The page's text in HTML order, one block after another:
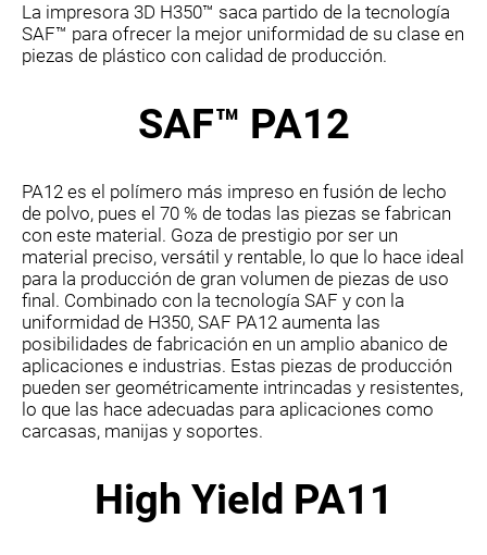
La impresora 3D H350™ saca partido de la tecnología
SAF™ para ofrecer la mejor uniformidad de su clase en
piezas de plástico con calidad de producción.
SAF™ PA12
PA12 es el polímero más impreso en fusión de lecho
de polvo, pues el 70 % de todas las piezas se fabrican
con este material. Goza de prestigio por ser un
material preciso, versátil y rentable, lo que lo hace ideal
para la producción de gran volumen de piezas de uso
final. Combinado con la tecnología SAF y con la
uniformidad de H350, SAF PA12 aumenta las
posibilidades de fabricación en un amplio abanico de
aplicaciones e industrias. Estas piezas de producción
pueden ser geométricamente intrincadas y resistentes,
lo que las hace adecuadas para aplicaciones como
carcasas, manijas y soportes.
High Yield PA11